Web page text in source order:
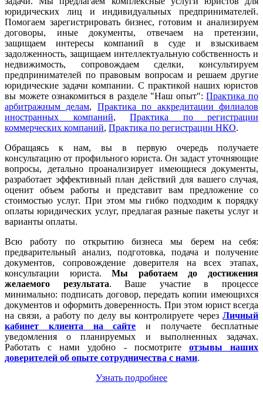
юридических лиц и индивидуальных предпринимателей.
Помогаем зарегистрировать бизнес, готовим и анализируем
договоры, иные документы, отвечаем на претензии,
защищаем интересы компаний в суде и взыскиваем
задолженность, защищаем интеллектуальную собственность и
недвижимость, сопровождаем сделки, консультируем
предпринимателей по правовым вопросам и решаем другие
юридические задачи компании. С практикой наших юристов
вы можете ознакомиться в разделе "Наш опыт":Практика по
арбитражным делам, Практика по аккредитации филиалов
иностранных компаний, Практика по регистрации
коммерческих компаний, Практика по регистрации НКО.
Обращаясь к нам, вы в первую очередь получаете
консультацию от профильного юриста. Он задаст уточняющие
вопросы, детально проанализирует имеющиеся документы,
разработает эффективный план действий для вашего случая,
оценит объем работы и представит вам предложение со
стоимостью услуг. При этом мы гибко подходим к порядку
оплаты юридических услуг, предлагая разные пакеты услуг и
варианты оплаты.
Всю работу по открытию бизнеса мы берем на себя:
предварительный анализ, подготовка, подача и получение
документов, сопровождение доверителя на всех этапах,
консультации юриста.Мы работаем
до достижения
желаемого результата. Ваше участие в процессе
минимально: подписать договор, передать копии имеющихся
документов и оформить доверенность. При этом юрист всегда
на связи, а работу по делу вы контролируете через Личный
кабинет клиента на сайте и получаете бесплатные
уведомления о планируемых и выполненных задачах.
Работать с нами удобно - посмотрите отзывы наших
доверителей об опыте сотрудничества с нами.
Узнать подробнее